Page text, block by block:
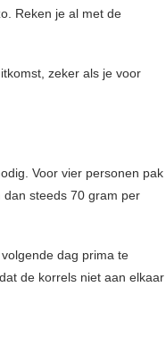
Reken je al met de
zeker als je voor
Voor vier personen pak
dan steeds 70 gram per
dag prima te
de korrels niet aan elkaar